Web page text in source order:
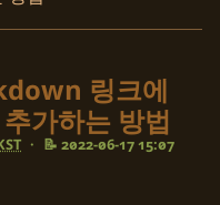
링크에
가하는 방법
· 📝 2022-06-17 15:07